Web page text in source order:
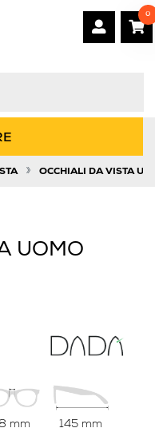
0
» OCCHIALI DA VISTA
UOMO
mm 145 mm